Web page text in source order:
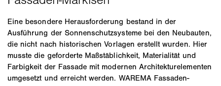
Eine besondere Herausforderung bestand in der
Ausführung der Sonnenschutzsysteme bei den Neubauten,
die nicht nach historischen Vorlagen erstellt wurden. Hier
musste die geforderte Maßstäblichkeit, Materialität und
Farbigkeit der Fassade mit modernen Architekturelementen
umgesetzt und erreicht werden. WAREMA Fassaden-